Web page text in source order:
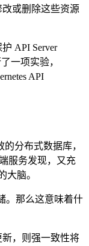
或删除这些资源
API Server
一项实验，
API
分布式数据库，
服务发现，又充
大脑。
。那么这意味着什
，则强一致性将